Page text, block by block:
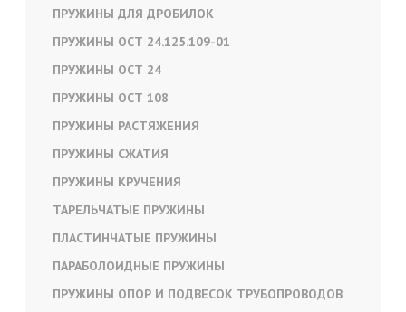
ПРУЖИНЫ ДЛЯ ДРОБИЛОК
ПРУЖИНЫ ОСТ 24.125.109-01
ПРУЖИНЫ ОСТ 24
ПРУЖИНЫ ОСТ 108
ПРУЖИНЫ РАСТЯЖЕНИЯ
ПРУЖИНЫ СЖАТИЯ
ПРУЖИНЫ КРУЧЕНИЯ
ТАРЕЛЬЧАТЫЕ ПРУЖИНЫ
ПЛАСТИНЧАТЫЕ ПРУЖИНЫ
ПАРАБОЛОИДНЫЕ ПРУЖИНЫ
ПРУЖИНЫ ОПОР И ПОДВЕСОК ТРУБОПРОВОДОВ